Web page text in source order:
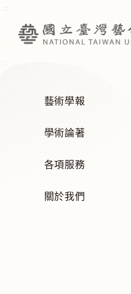
藝術學報
學術論著
各項服務
關於我們